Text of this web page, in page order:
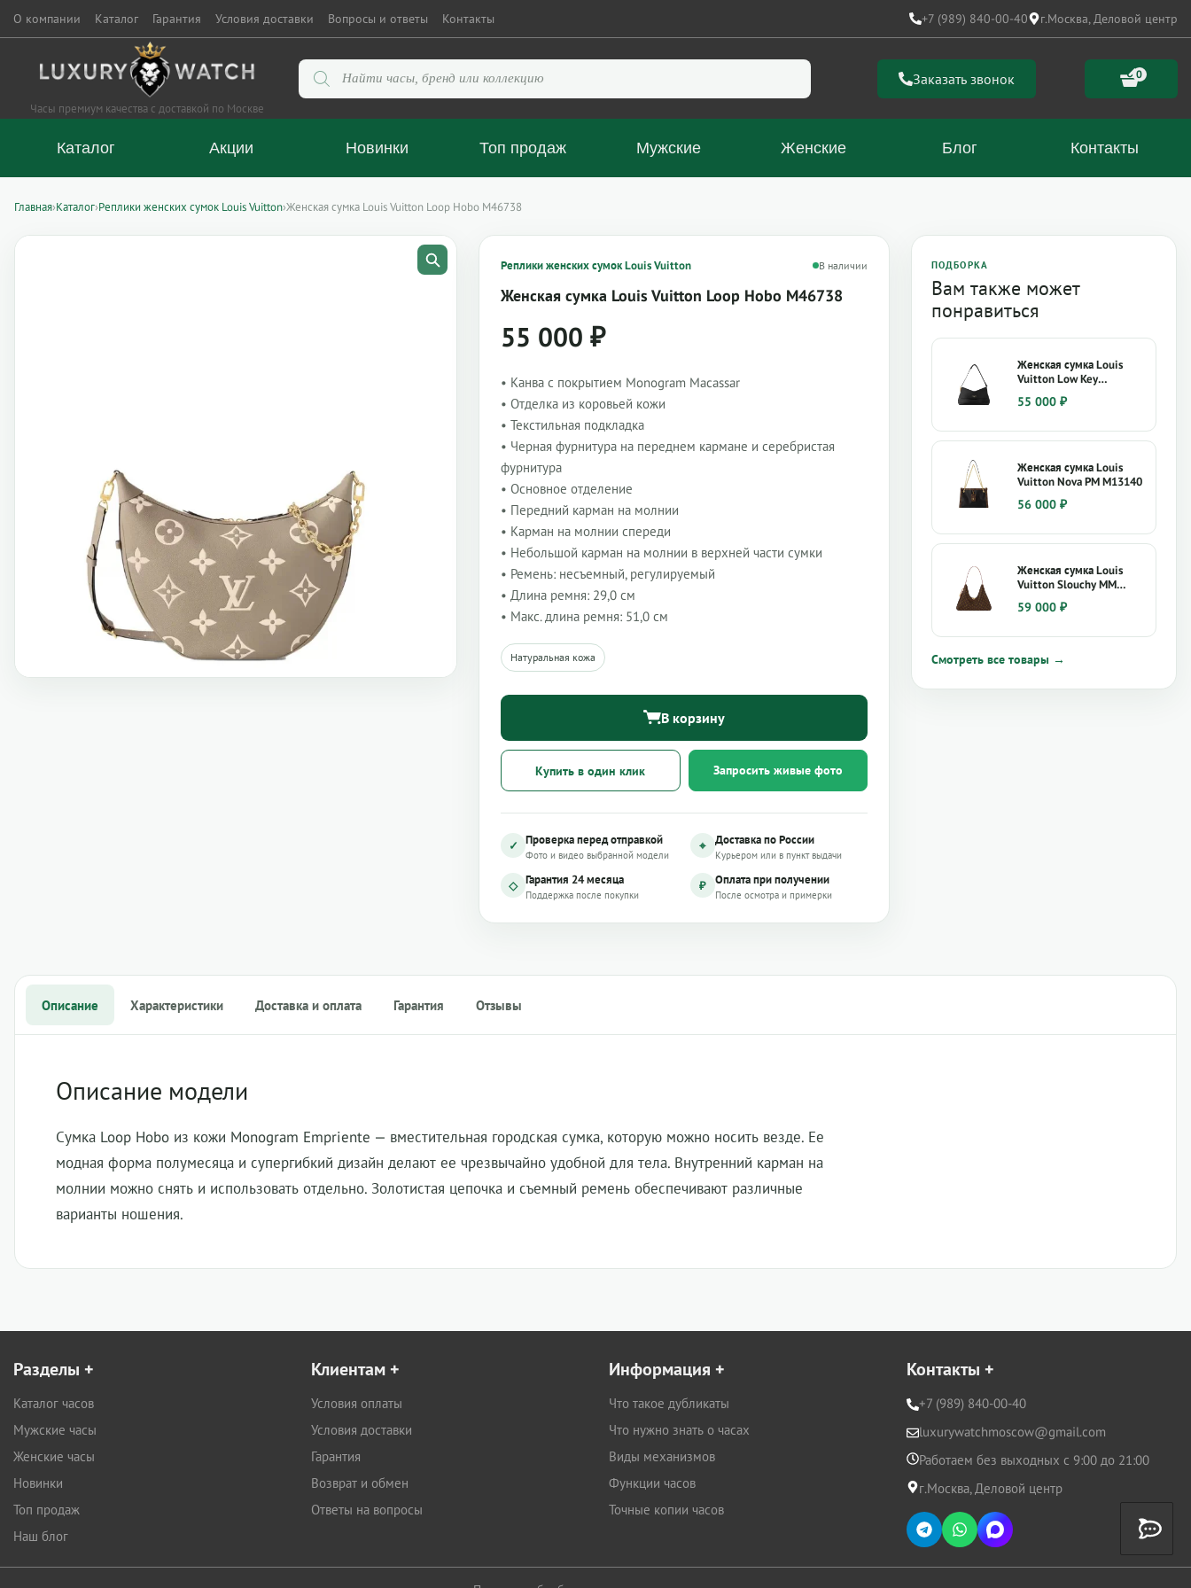
О компании Каталог Гарантия Условия доставки Вопросы и ответы Контакты +7 (989) 840-00-40 г.Москва, Деловой центр
Часы премиум качества с доставкой по Москве
Поиск
товаров
Заказать звонок 0
Каталог Акции Новинки Топ продаж Мужские Женские Блог Контакты
Главная›Каталог›Реплики женских сумок Louis Vuitton›Женская сумка Louis Vuitton Loop Hobo M46738
Реплики женских сумок Louis Vuitton В наличии
Женская сумка Louis Vuitton Loop Hobo M46738
55 000 ₽
• Канва с покрытием Monogram Macassar
• Отделка из коровьей кожи
• Текстильная подкладка
• Черная фурнитура на переднем кармане и серебристая
фурнитура
• Основное отделение
• Передний карман на молнии
• Карман на молнии спереди
• Небольшой карман на молнии в верхней части сумки
• Ремень: несъемный, регулируемый
• Длина ремня: 29,0 см
• Макс. длина ремня: 51,0 см
Натуральная кожа
В корзину
Купить в один клик Запросить живые фото
✓ Проверка перед отправкой
Фото и видео выбранной модели
⌖ Доставка по России
Курьером или в пункт выдачи
◇ Гарантия 24 месяца
Поддержка после покупки
₽ Оплата при получении
После осмотра и примерки
ПОДБОРКА
Вам также может
понравиться
Женская сумка Louis
Vuitton Low Key
Messenger M13148
55 000 ₽
Женская сумка Louis
Vuitton Nova PM M13140
56 000 ₽
Женская сумка Louis
Vuitton Slouchy MM
59 000 ₽
Смотреть все товары →
Описание Характеристики Доставка и оплата Гарантия Отзывы
Описание модели
Сумка Loop Hobo из кожи Monogram Empriente — вместительная городская сумка, которую можно носить везде. Ее
модная форма полумесяца и супергибкий дизайн делают ее чрезвычайно удобной для тела. Внутренний карман на
молнии можно снять и использовать отдельно. Золотистая цепочка и съемный ремень обеспечивают различные
варианты ношения.
Разделы +
Каталог часов
Мужские часы
Женские часы
Новинки
Топ продаж
Наш блог
Клиентам+
Условия оплаты
Условия доставки
Гарантия
Возврат и обмен
Ответы на вопросы
Информация +
Что такое дубликаты
Что нужно знать о часах
Виды механизмов
Функции часов
Точные копии часов
Контакты +
+7 (989) 840-00-40
luxurywatchmoscow@gmail.com
Работаем без выходных с 9:00 до 21:00
г.Москва, Деловой центр